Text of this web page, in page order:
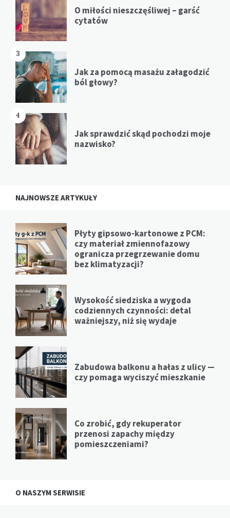
O miłości nieszczęśliwej – garść
cytatów
3
Jak za pomocą masażu załagodzić
ból głowy?
4
Jak sprawdzić skąd pochodzi moje
nazwisko?
NAJNOWSZE ARTYKUŁY
Płyty gipsowo-kartonowe z PCM:
czy materiał zmiennofazowy
ogranicza przegrzewanie domu
bez klimatyzacji?
Wysokość siedziska a wygoda
codziennych czynności: detal
ważniejszy, niż się wydaje
Zabudowa balkonu a hałas z ulicy —
czy pomaga wyciszyć mieszkanie
Co zrobić, gdy rekuperator
przenosi zapachy między
pomieszczeniami?
O NASZYM SERWISIE